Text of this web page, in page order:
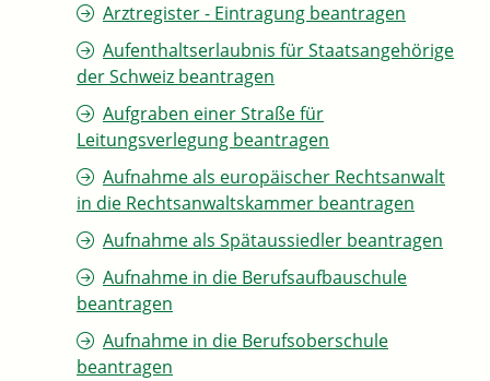
Arztregister - Eintragung beantragen
Aufenthaltserlaubnis für Staatsangehörige
der Schweiz beantragen
Aufgraben einer Straße für
Leitungsverlegung beantragen
Aufnahme als europäischer Rechtsanwalt
in die Rechtsanwaltskammer beantragen
Aufnahme als Spätaussiedler beantragen
Aufnahme in die Berufsaufbauschule
beantragen
Aufnahme in die Berufsoberschule
beantragen